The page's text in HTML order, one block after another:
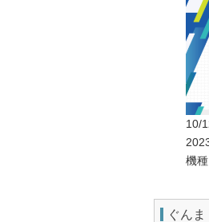
10/
機
ぐん